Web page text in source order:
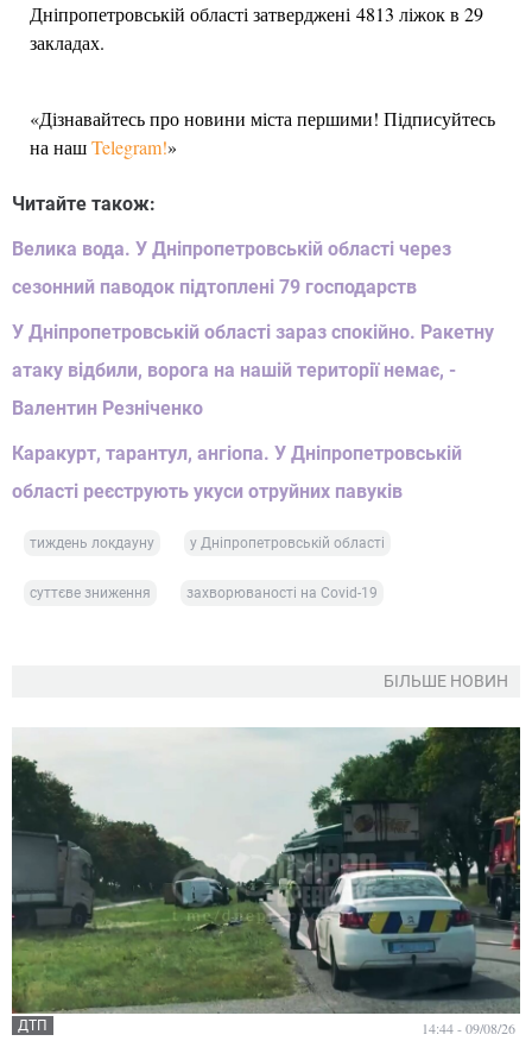
Дніпропетровській області затверджені 4813 ліжок в 29
закладах.
«Дізнавайтесь про новини міста першими! Підписуйтесь
на нашTelegram!»
Читайте також:
Велика вода. У Дніпропетровській області через
сезонний паводок підтоплені 79 господарств
У Дніпропетровській області зараз спокійно. Ракетну
атаку відбили, ворога на нашій території немає, -
Валентин Резніченко
Каракурт, тарантул, ангіопа. У Дніпропетровській
області реєструють укуси отруйних павуків
тиждень локдауну у Дніпропетровській області
суттєве зниження захворюваності на Covid-19
БІЛЬШЕ НОВИН
ДТП 14:44 - 09/08/26